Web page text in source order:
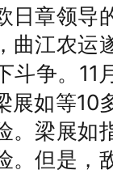
日章领导
曲江农运
争。 11
展如等10
。梁展如
。但是，